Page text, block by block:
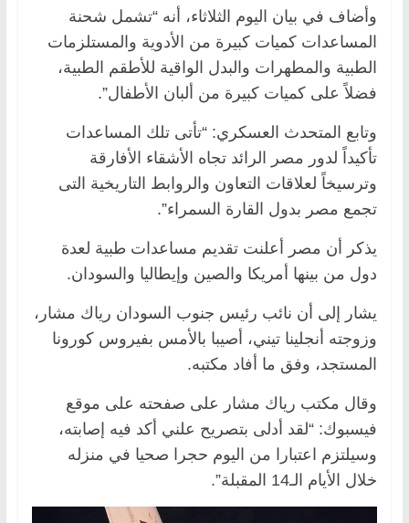
وأضاف في بيان اليوم الثلاثاء، أنه “تشمل شحنة
المساعدات كميات كبيرة من الأدوية والمستلزمات
الطبية والمطهرات والبدل الواقية للأطقم الطبية،
فضلاً على كميات كبيرة من ألبان الأطفال”.
وتابع المتحدث العسكري: “تأتى تلك المساعدات
تأكيداً لدور مصر الرائد تجاه الأشقاء الأفارقة
وترسيخاً لعلاقات التعاون والروابط التاريخية التى
تجمع مصر بدول القارة السمراء”.
يذكر أن مصر أعلنت تقديم مساعدات طبية لعدة
دول من بينها أمريكا والصين وإيطاليا والسودان.
يشار إلى أن نائب رئيس جنوب السودان رياك مشار،
وزوجته أنجلينا تيني، أصيبا بالأمس بفيروس كورونا
المستجد، وفق ما أفاد مكتبه.
وقال مكتب رياك مشار على صفحته على موقع
فيسبوك: “لقد أدلى بتصريح علني أكد فيه إصابته،
وسيلتزم اعتبارا من اليوم حجرا صحيا في منزله
خلال الأيام الـ14 المقبلة”.